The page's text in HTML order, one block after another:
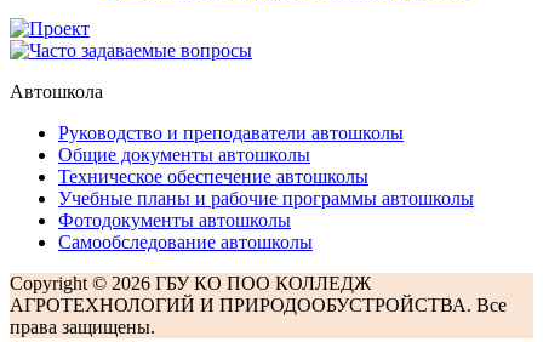
Автошкола
Руководство и преподаватели автошколы
Общие документы автошколы
Техническое обеспечение автошколы
Учебные планы и рабочие программы автошколы
Фотодокументы автошколы
Самообследование автошколы
Copyright © 2026 ГБУ КО ПОО КОЛЛЕДЖ
АГРОТЕХНОЛОГИЙ И ПРИРОДООБУСТРОЙСТВА. Все
права защищены.